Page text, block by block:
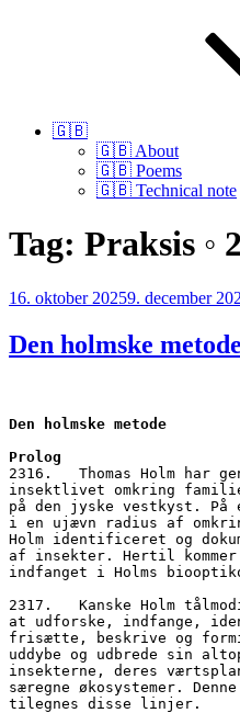
🇬🇧
🇬🇧 About
🇬🇧 Poems
🇬🇧 Technical note
Tag: Praksis ◦
Udgivet
16. oktober 20259. december
Den holmske metode
Den holmske metode
Prolog
2316.   Thomas Holm har
insektlivet omkring
på den jyske vestkyst.
i en ujævn radius af
Holm identificeret og
af insekter. Hertil kommer
indfanget i Holms
2317.   Kanske Holm
at udforske, indfange,
frisætte, beskrive og
uddybe og udbrede sin
insekterne, deres
særegne økosystemer.
tilegnes disse linjer.